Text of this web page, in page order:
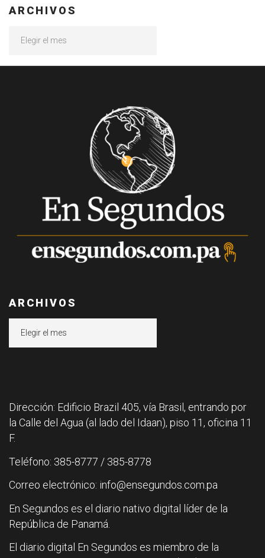
ARCHIVOS
ARCHIVOS
Dirección: Edificio Brazil 405, vía Brasil, entrando por
la Calle del Agua (al lado del Idaan), piso 11, oficina 11
F.
Teléfono: 385-8777 / 385-8778
Correo electrónico: info@ensegundos.com.pa
En Segundos es el diario nativo digital líder de la
República de Panamá.
El diario digital En Segundos es miembro de la